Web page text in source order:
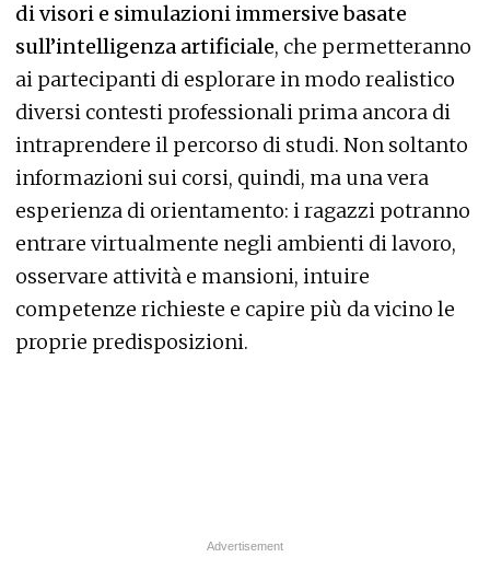
di visori e simulazioni immersive basate
sull’intelligenza artificiale, che permetteranno
ai partecipanti di esplorare in modo realistico
diversi contesti professionali prima ancora di
intraprendere il percorso di studi. Non soltanto
informazioni sui corsi, quindi, ma una vera
esperienza di orientamento: i ragazzi potranno
entrare virtualmente negli ambienti di lavoro,
osservare attività e mansioni, intuire
competenze richieste e capire più da vicino le
proprie predisposizioni.